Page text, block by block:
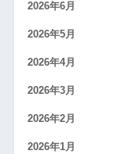
2026年6月
2026年5月
2026年4月
2026年3月
2026年2月
2026年1月